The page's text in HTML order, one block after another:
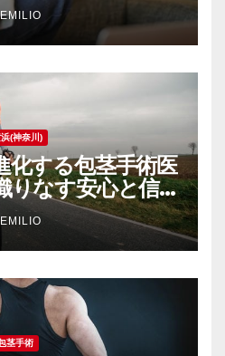
EMILIO
(神奈川)
化する包茎手術医
りなす安心と信頼
EMILIO
茎手術